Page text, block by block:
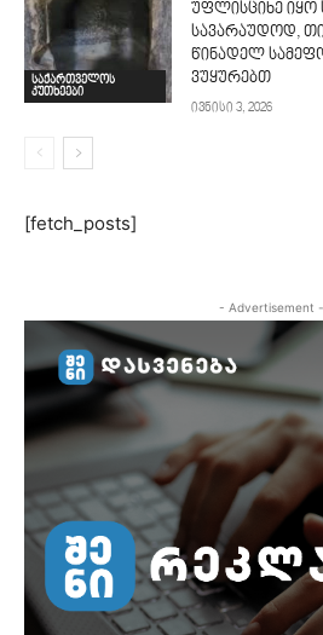
საქართველოს
კუთხეები
უფლისციხე იყო
სავარაუდოდ,
წინადელ
ვუყურებთ
ივნისი 3, 2026
[fetch_posts]
- Advertisement -